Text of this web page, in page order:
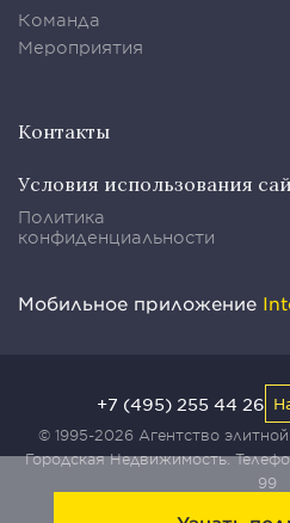
Команда
Мероприятия
Контакты
Условия использования
Политика
конфиденциальности
Мобильное приложение
© 1995-2026 Агентство
Городская Недвижимость.
99
+7 (495) 255 44 26